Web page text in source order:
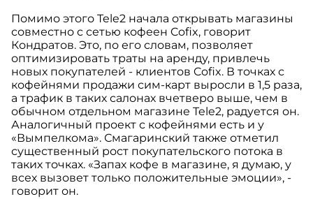
Помимо этого Tele2 начала открывать магазины
совместно с сетью кофеен Cofix, говорит
Кондратов. Это, по его словам, позволяет
оптимизировать траты на аренду, привлечь
новых покупателей - клиентов Cofix. В точках с
кофейнями продажи сим-карт выросли в 1,5 раза,
а трафик в таких салонах вчетверо выше, чем в
обычном отдельном магазине Tele2, радуется он.
Аналогичный проект с кофейнями есть и у
«Вымпелкома». Смагаринский также отметил
существенный рост покупательского потока в
таких точках. «Запах кофе в магазине, я думаю, у
всех вызовет только положительные эмоции», -
говорит он.